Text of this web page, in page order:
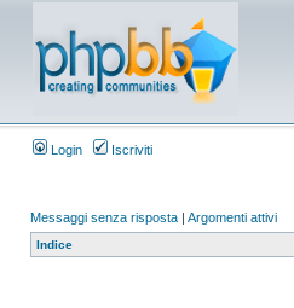
Login Iscriviti
Messaggi senza risposta | Argomenti attivi
Indice